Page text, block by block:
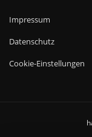
Impressum
Datenschutz
Cookie-Einstellungen